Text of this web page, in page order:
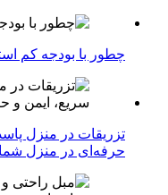
چطور با بودجه کم
تزریقات در منزل
حرفه‌ای در منزل شما